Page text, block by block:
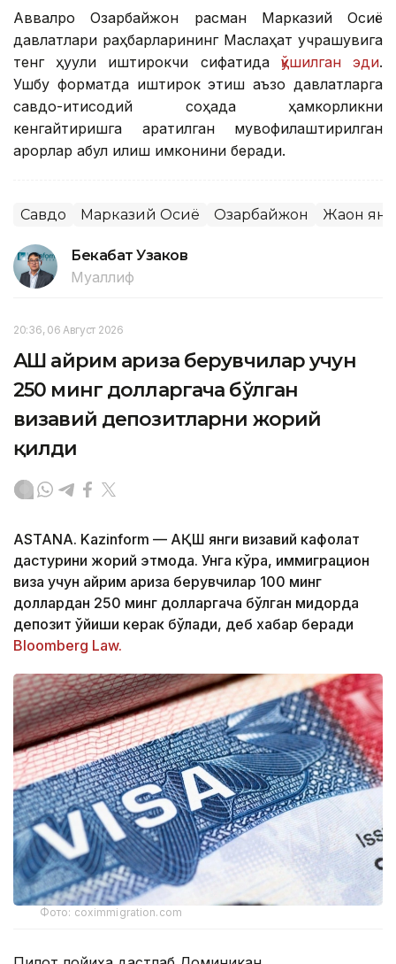
Аввалроқ Озарбайжон расман Марказий Осиё
давлатлари раҳбарларининг Маслаҳат учрашувига
тенг ҳуқуқли иштирокчи сифатидақўшилган эди.
Ушбу форматда иштирок этиш аъзо давлатларга
савдо-иқтисодий соҳада ҳамкорликни
кенгайтиришга қаратилган мувофиқлаштирилган
қарорлар қабул қилиш имконини беради.
Савдо Марказий Осиё Озарбайжон Жаҳон
Бекабат Узаков
Муаллиф
20:36, 06 Август 2026
АҚШ айрим ариза берувчилар учун
250 минг долларгача бўлган
визавий депозитларни жорий
қилди
ASTANA. Kazinform — АҚШ янги визавий кафолат
дастурини жорий этмоқда. Унга кўра, иммиграцион
виза учун айрим ариза берувчилар 100 минг
доллардан 250 минг долларгача бўлган миқдорда
депозит қўйиши керак бўлади, деб хабар беради
Bloomberg Law.
Фото: coximmigration.com